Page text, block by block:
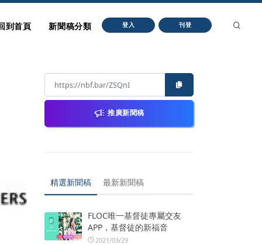
到首頁 新聞稿分類 登入 刊登
推廣新聞稿
精選新聞稿 最新新聞稿
FLOC唯一基督徒專屬交友
APP，基督徒的新福音
2021/03/29